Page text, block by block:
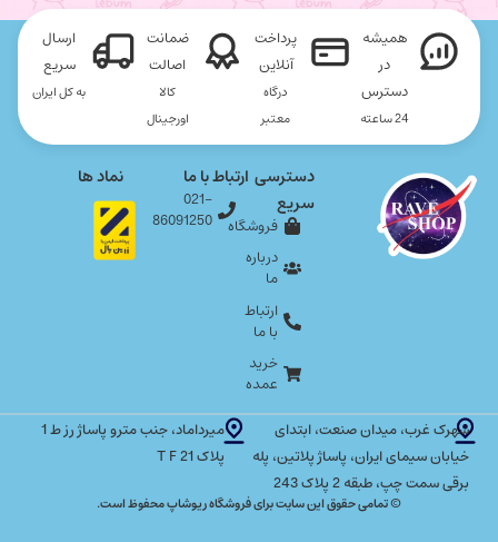
همیشه
در
دسترس
24 ساعته
پرداخت
آنلاین
درگاه
معتبر
ضمانت
اصالت
کالا
اورجینال
ارسال
سریع
به کل ایران
شهرک غرب، میدان صنعت، ابتدای
خیابان سیمای ایران، پاساژ پلاتین، پله
برقی سمت چپ، طبقه 2 پلاک 243
میرداماد، جنب مترو پاساژ رز ط 1
پلاک T F 21
دسترسی
سریع
فروشگاه
درباره
ما
ارتباط
با ما
خرید
عمده
ارتباط با ما
021-
86091250
نماد ها
© تمامی حقوق این سایت برای فروشگاه ریوشاپ محفوظ است.